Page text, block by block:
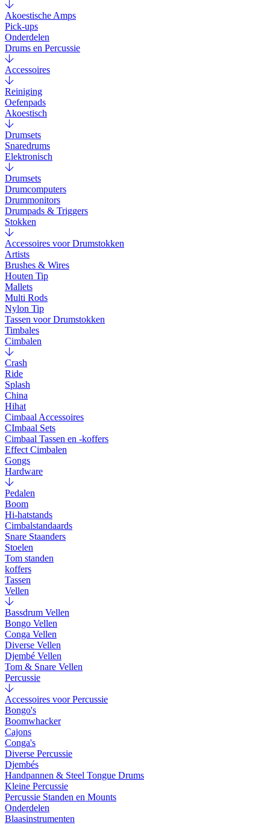
Akoestische Amps
Pick-ups
Onderdelen
Drums en Percussie
Accessoires
Reiniging
Oefenpads
Akoestisch
Drumsets
Snaredrums
Elektronisch
Drumsets
Drumcomputers
Drummonitors
Drumpads & Triggers
Stokken
Accessoires voor Drumstokken
Artists
Brushes & Wires
Houten Tip
Mallets
Multi Rods
Nylon Tip
Tassen voor Drumstokken
Timbales
Cimbalen
Crash
Ride
Splash
China
Hihat
Cimbaal Accessoires
CImbaal Sets
Cimbaal Tassen en -koffers
Effect Cimbalen
Gongs
Hardware
Pedalen
Boom
Hi-hatstands
Cimbalstandaards
Snare Staanders
Stoelen
Tom standen
koffers
Tassen
Vellen
Bassdrum Vellen
Bongo Vellen
Conga Vellen
Diverse Vellen
Djembé Vellen
Tom & Snare Vellen
Percussie
Accessoires voor Percussie
Bongo's
Boomwhacker
Cajons
Conga's
Diverse Percussie
Djembés
Handpannen & Steel Tongue Drums
Kleine Percussie
Percussie Standen en Mounts
Onderdelen
Blaasinstrumenten